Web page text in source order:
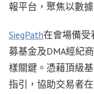
報平台，聚焦以數
SiegPath在會場備受
募基金及DMA經紀
樣關鍵。憑藉頂級
指引，協助交易者